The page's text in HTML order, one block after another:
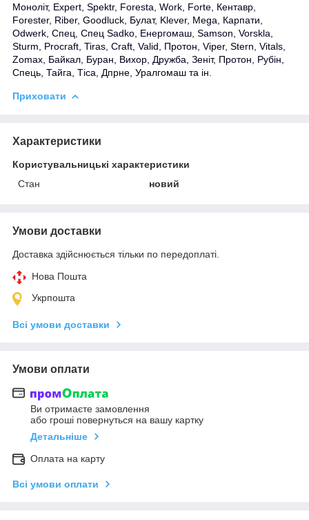
Моноліт, Expert, Spektr, Foresta, Work, Forte, Кентавр,
Forester, Riber, Goodluck, Булат, Klever, Mega, Карпати,
Odwerk, Спец, Спец Sadko, Енергомаш, Samson, Vorskla,
Sturm, Procraft, Tiras, Craft, Valid, Протон, Viper, Stern, Vitals,
Zomax, Байкал, Буран, Вихор, Дружба, Зеніт, Протон, Рубін,
Спець, Тайга, Тіса, Дпрне, Уралгомаш та ін.
Приховати
Характеристики
Користувальницькі характеристики
Стан
новий
Умови доставки
Доставка здійснюється тільки по передоплаті.
Нова Пошта
Укрпошта
Всі умови доставки
Умови оплати
Ви отримаєте замовлення
або гроші повернуться на вашу картку
Детальніше
Оплата на карту
Всі умови оплати